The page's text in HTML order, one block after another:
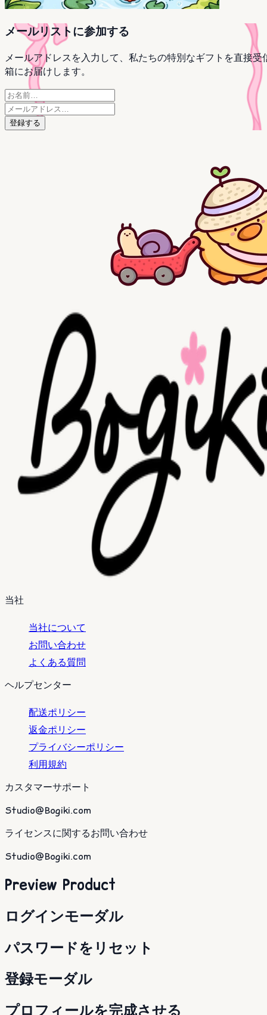
メールリストに参加する
メールアドレスを入力して、私たちの特別なギフトを直接受
箱にお届けします。
登録する
当社
当社について
お問い合わせ
よくある質問
ヘルプセンター
配送ポリシー
返金ポリシー
プライバシーポリシー
利用規約
カスタマーサポート
Studio@Bogiki.com
ライセンスに関するお問い合わせ
Studio@Bogiki.com
Preview Product
ログインモーダル
パスワードをリセット
登録モーダル
プロフィールを完成させる